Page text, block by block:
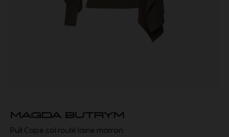
MAGDA BUTRYM
Pull Cape col roulé laine marron